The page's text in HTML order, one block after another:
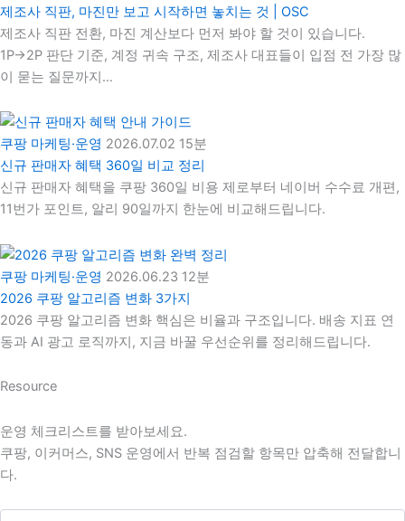
제조사 직판, 마진만 보고 시작하면 놓치는 것 | OSC
제조사 직판 전환, 마진 계산보다 먼저 봐야 할 것이 있습니다.
1P→2P 판단 기준, 계정 귀속 구조, 제조사 대표들이 입점 전 가장 많
이 묻는 질문까지…
쿠팡 마케팅·운영 2026.07.02 15분
신규 판매자 혜택 360일 비교 정리
신규 판매자 혜택을 쿠팡 360일 비용 제로부터 네이버 수수료 개편,
11번가 포인트, 알리 90일까지 한눈에 비교해드립니다.
쿠팡 마케팅·운영 2026.06.23 12분
2026 쿠팡 알고리즘 변화 3가지
2026 쿠팡 알고리즘 변화 핵심은 비율과 구조입니다. 배송 지표 연
동과 AI 광고 로직까지, 지금 바꿀 우선순위를 정리해드립니다.
Resource
운영 체크리스트를 받아보세요.
쿠팡, 이커머스, SNS 운영에서 반복 점검할 항목만 압축해 전달합니
다.